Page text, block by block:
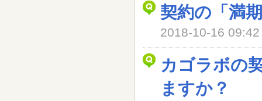
契約の「満
2018-10-16
カゴラボの
ますか？